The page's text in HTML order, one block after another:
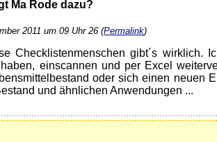
Ma Rode dazu?
2011 um 09 Uhr 26 (Permalink)
Checklistenmenschen gibt´s wirklich.
einscannen und per Excel
oder sich einen neuen
und ähnlichen Anwendungen ...